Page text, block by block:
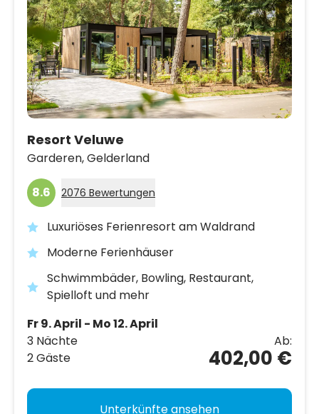
Resort Veluwe
Garderen,Gelderland
8.6 2076 Bewertungen
Luxuriöses Ferienresort am Waldrand
Moderne Ferienhäuser
Schwimmbäder, Bowling, Restaurant,
Spielloft und mehr
Fr 9. April - Mo 12. April
3 Nächte
2 Gäste
Ab:
402,00 €
Unterkünfte ansehen